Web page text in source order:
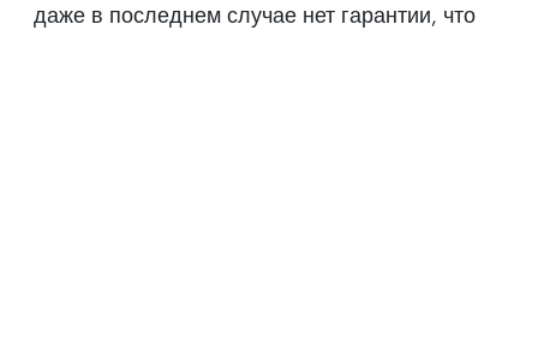
даже в последнем случае нет гарантии, что